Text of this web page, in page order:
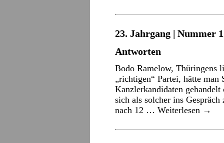
23. Jahrgang | Nummer
Antworten
Bodo Ramelow, Thüringens
„richtigen“ Partei, hätte
Kanzlerkandidaten
sich als solcher ins
nach 12 … Weiterlesen →